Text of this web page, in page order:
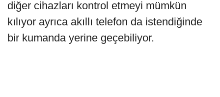
diğer cihazları kontrol etmeyi mümkün
kılıyor ayrıca akıllı telefon da istendiğinde
bir kumanda yerine geçebiliyor.